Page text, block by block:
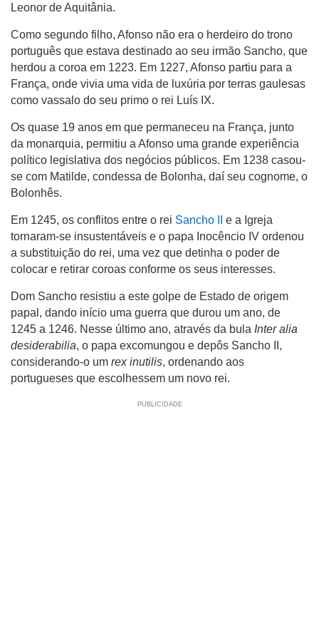
Leonor de Aquitânia.
Como segundo filho, Afonso não era o herdeiro do trono
português que estava destinado ao seu irmão Sancho, que
herdou a coroa em 1223. Em 1227, Afonso partiu para a
França, onde vivia uma vida de luxúria por terras gaulesas
como vassalo do seu primo o rei Luís IX.
Os quase 19 anos em que permaneceu na França, junto
da monarquia, permitiu a Afonso uma grande experiência
político legislativa dos negócios públicos. Em 1238 casou-
se com Matilde, condessa de Bolonha, daí seu cognome, o
Bolonhês.
Em 1245, os conflitos entre o rei Sancho II
e a Igreja
tornaram-se insustentáveis e o papa Inocêncio IV ordenou
a substituição do rei, uma vez que detinha o poder de
colocar e retirar coroas conforme os seus interesses.
Dom Sancho resistiu a este golpe de Estado de origem
papal, dando início uma guerra que durou um ano, de
1245 a 1246. Nesse último ano, através da bula Inter alia
desiderabilia, o papa excomungou e depôs Sancho II,
considerando-o um rex inutilis, ordenando aos
portugueses que escolhessem um novo rei.